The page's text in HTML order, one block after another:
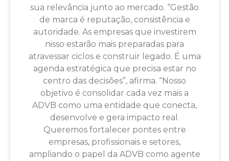
sua relevância junto ao mercado. “Gestão
de marca é reputação, consistência e
autoridade. As empresas que investirem
nisso estarão mais preparadas para
atravessar ciclos e construir legado. É uma
agenda estratégica que precisa estar no
centro das decisões”, afirma. “Nosso
objetivo é consolidar cada vez mais a
ADVB como uma entidade que conecta,
desenvolve e gera impacto real.
Queremos fortalecer pontes entre
empresas, profissionais e setores,
ampliando o papel da ADVB como agente